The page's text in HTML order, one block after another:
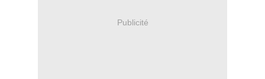
Publicité